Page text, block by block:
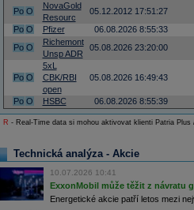
Po O
NovaGold
Resourc
05.12.2012 17:51:27
Po O Pfizer 06.08.2026 8:55:33
Po O
Richemont
Unsp ADR
05.08.2026 23:20:00
Po O
5xL
CBK/RBI
open
05.08.2026 16:49:43
Po O HSBC 06.08.2026 8:55:39
R - Real-Time data si mohou aktivovat klienti Patria Plus
Technická analýza - Akcie
10.07.2026 10:41
ExxonMobil může těžit z návratu
Energetické akcie patří letos mezi